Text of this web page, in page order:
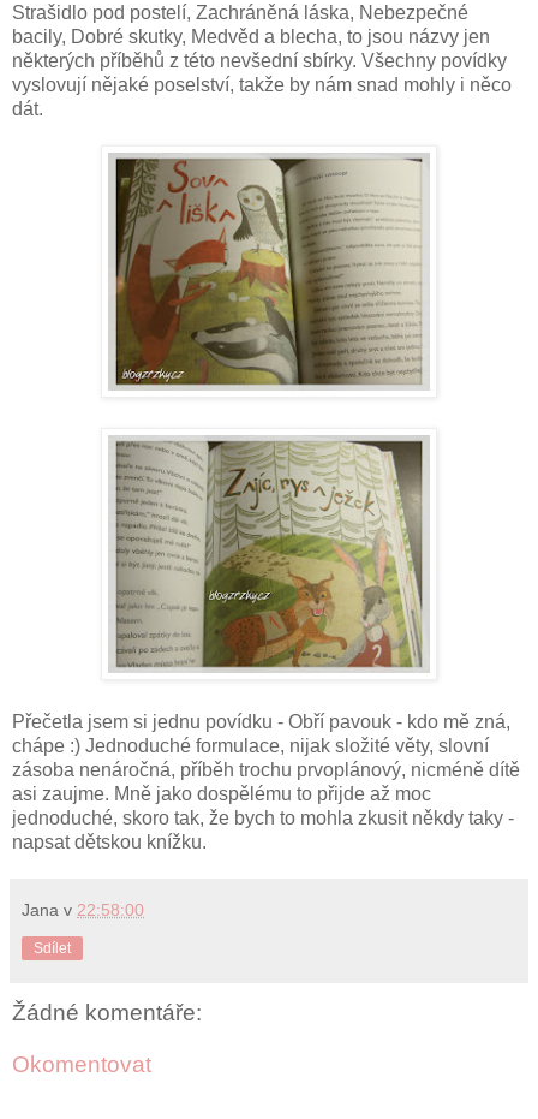
Strašidlo pod postelí, Zachráněná láska, Nebezpečné
bacily, Dobré skutky, Medvěd a blecha, to jsou názvy jen
některých příběhů z této nevšední sbírky. Všechny povídky
vyslovují nějaké poselství, takže by nám snad mohly i něco
dát.
Přečetla jsem si jednu povídku - Obří pavouk - kdo mě zná,
chápe :) Jednoduché formulace, nijak složité věty, slovní
zásoba nenáročná, příběh trochu prvoplánový, nicméně dítě
asi zaujme. Mně jako dospělému to přijde až moc
jednoduché, skoro tak, že bych to mohla zkusit někdy taky -
napsat dětskou knížku.
Jana v 22:58:00
Sdílet
Žádné komentáře:
Okomentovat